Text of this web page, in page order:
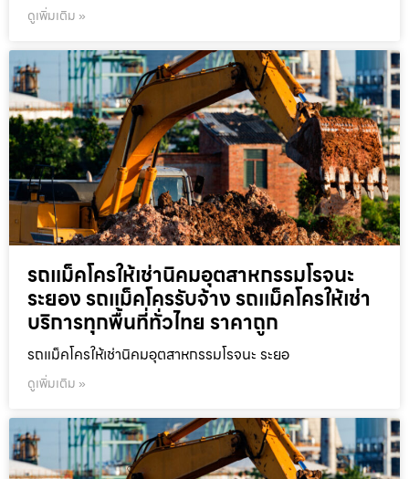
ดูเพิ่มเติม »
รถแม็คโครให้เช่านิคมอุตสาหกรรมโรจนะ
ระยอง รถแม็คโครรับจ้าง รถแม็คโครให้เช่า
บริการทุกพื้นที่ทั่วไทย ราคาถูก
รถแม็คโครให้เช่านิคมอุตสาหกรรมโรจนะ ระยอ
ดูเพิ่มเติม »